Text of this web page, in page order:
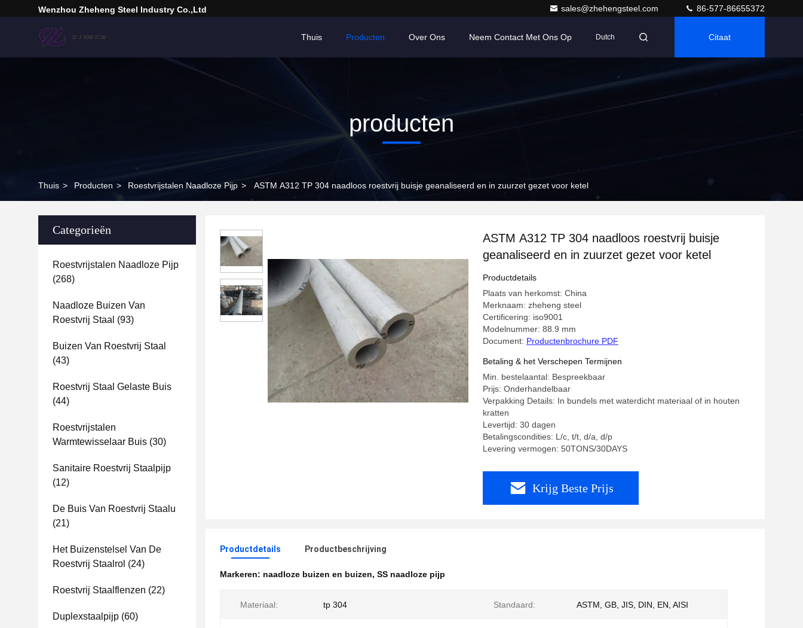
Wenzhou Zheheng Steel Industry Co.,Ltd sales@zhehengsteel.com 86-577-86655372
Thuis Producten Over Ons Neem Contact Met Ons Op Dutch Citaat
producten
Thuis > Producten > Roestvrijstalen Naadloze Pijp > ASTM A312 TP 304 naadloos roestvrij buisje geanaliseerd en in zuurzet gezet voor ketel
Categorieën
Roestvrijstalen Naadloze Pijp
(268)
Naadloze Buizen Van
Roestvrij Staal (93)
Buizen Van Roestvrij Staal
(43)
Roestvrij Staal Gelaste Buis
(44)
Roestvrijstalen
Warmtewisselaar Buis (30)
Sanitaire Roestvrij Staalpijp
(12)
De Buis Van Roestvrij Staalu
(21)
Het Buizenstelsel Van De
Roestvrij Staalrol (24)
Roestvrij Staalflenzen (22)
Duplexstaalpijp (60)
ASTM A312 TP 304 naadloos roestvrij buisje
geanaliseerd en in zuurzet gezet voor ketel
Productdetails
Plaats van herkomst: China
Merknaam: zheheng steel
Certificering: iso9001
Modelnummer: 88.9 mm
Document: Productenbrochure PDF
Betaling & het Verschepen Termijnen
Min. bestelaantal: Bespreekbaar
Prijs: Onderhandelbaar
Verpakking Details: In bundels met waterdicht materiaal of in houten
kratten
Levertijd: 30 dagen
Betalingscondities: L/c, t/t, d/a, d/p
Levering vermogen: 50TONS/30DAYS
Krijg Beste Prijs
Productdetails Productbeschrijving
Markeren: naadloze buizen en buizen, SS naadloze pijp
Materiaal: tp 304 Standaard: ASTM, GB, JIS, DIN, EN, AISI